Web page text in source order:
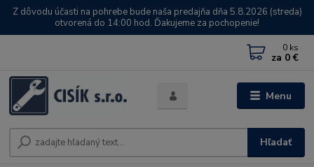
Z dôvodu účasti na pohrebe bude naša predajňa dňa 5.8.2026 (streda)
otvorená do 14:00 hod. Ďakujeme za pochopenie!
Menu
Hľadať
0 ks
za 0 €